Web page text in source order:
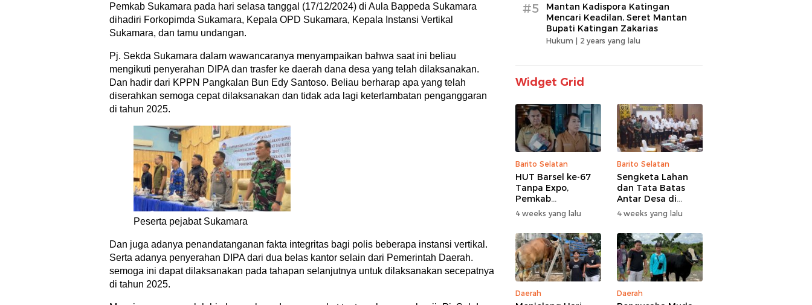
Pemkab Sukamara pada hari selasa tanggal (17/12/2024) di Aula Bappeda Sukamara
dihadiri Forkopimda Sukamara, Kepala OPD Sukamara, Kepala Instansi Vertikal
Sukamara, dan tamu undangan.
Pj. Sekda Sukamara dalam wawancaranya menyampaikan bahwa saat ini beliau
mengikuti penyerahan DIPA dan trasfer ke daerah dana desa yang telah dilaksanakan.
Dan hadir dari KPPN Pangkalan Bun Edy Santoso. Beliau berharap apa yang telah
diserahkan semoga cepat dilaksanakan dan tidak ada lagi keterlambatan penganggaran
di tahun 2025.
Peserta pejabat Sukamara
Dan juga adanya penandatanganan fakta integritas bagi polis beberapa instansi vertikal.
Serta adanya penyerahan DIPA dari dua belas kantor selain dari Pemerintah Daerah.
semoga ini dapat dilaksanakan pada tahapan selanjutnya untuk dilaksanakan secepatnya
di tahun 2025.
#5
Mantan Kadispora Katingan
Mencari Keadilan, Seret Mantan
Bupati Katingan Zakarias
Hukum | 2 years yang lalu
Widget Grid
Barito Selatan
HUT Barsel ke-67
Tanpa Expo,
Pemkab
Prioritaskan UMKM
dan Bantuan Sosial
4 weeks yang lalu
Barito Selatan
Sengketa Lahan
dan Tata Batas
Antar Desa di
Barsel Jadi
Perhatian Serius
4 weeks yang lalu
Daerah Daerah